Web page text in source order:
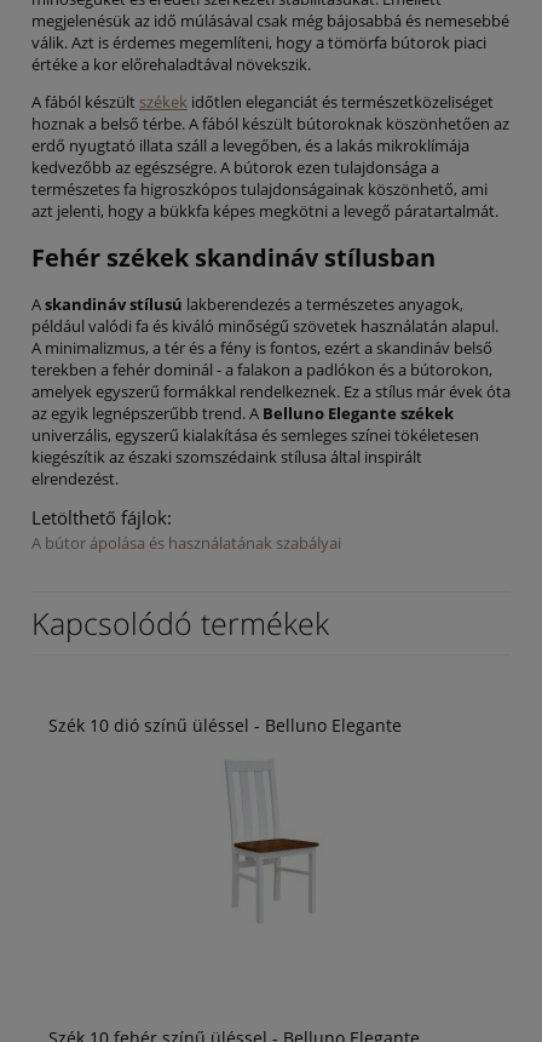
megjelenésük az idő múlásával csak még bájosabbá és nemesebbé
válik. Azt is érdemes megemlíteni, hogy a tömörfa bútorok piaci
értéke a kor előrehaladtával növekszik.
A fából készült székek időtlen eleganciát és természetközeliséget
hoznak a belső térbe. A fából készült bútoroknak köszönhetően az
erdő nyugtató illata száll a levegőben, és a lakás mikroklímája
kedvezőbb az egészségre. A bútorok ezen tulajdonsága a
természetes fa higroszkópos tulajdonságainak köszönhető, ami
azt jelenti, hogy a bükkfa képes megkötni a levegő páratartalmát.
Fehér székek skandináv stílusban
Askandináv stílusú lakberendezés a természetes anyagok,
például valódi fa és kiváló minőségű szövetek használatán alapul.
A minimalizmus, a tér és a fény is fontos, ezért a skandináv belső
terekben a fehér dominál - a falakon a padlókon és a bútorokon,
amelyek egyszerű formákkal rendelkeznek. Ez a stílus már évek óta
az egyik legnépszerűbb trend. A Belluno Elegante székek
univerzális, egyszerű kialakítása és semleges színei tökéletesen
kiegészítik az északi szomszédaink stílusa által inspirált
elrendezést.
Letölthető fájlok:
A bútor ápolása és használatának szabályai
Kapcsolódó termékek
Szék 10 dió színű üléssel - Belluno Elegante